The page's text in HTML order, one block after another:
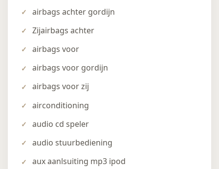
airbags achter gordijn
Zijairbags achter
airbags voor
airbags voor gordijn
airbags voor zij
airconditioning
audio cd speler
audio stuurbediening
aux aanlsuiting mp3 ipod